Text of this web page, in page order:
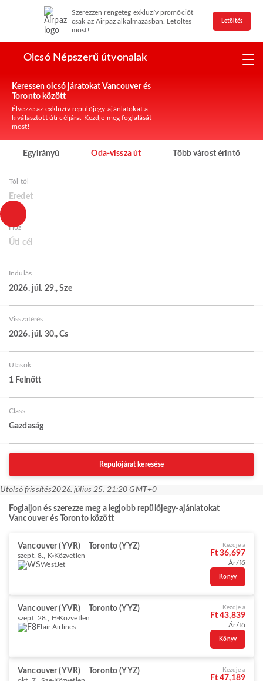
Szerezzen rengeteg exkluzív promóciót
csak az Airpaz alkalmazásban. Letöltés
most!
Letöltés
Olcsó Népszerű útvonalak
Keressen olcsó járatokat Vancouver és
Toronto között
Élvezze az exkluzív repülőjegy-ajánlatokat a
kiválasztott úti céljára. Kezdje meg foglalását
most!
Egyirányú Oda-vissza út Több várost érintő
Tól től
Eredet
Hoz
Úti cél
Indulás
2026. júl. 29., Sze
Visszatérés
2026. júl. 30., Cs
Utasok
1 Felnőtt
Class
Gazdaság
Repülőjárat keresése
Utolsó frissítés2026. július 25. 21:20 GMT+0
Foglaljon és szerezze meg a legjobb repülőjegy-ajánlatokat
Vancouver és Toronto között
Vancouver (YVR) Toronto (YYZ)
szept. 8., K Közvetlen
WestJet
Kezdje a
Ft 36,697
Ár/fő
Könyv
Vancouver (YVR) Toronto (YYZ)
szept. 28., H Közvetlen
Flair Airlines
Kezdje a
Ft 43,839
Ár/fő
Könyv
Vancouver (YVR) Toronto (YYZ) Kezdje a
Ft 47,189